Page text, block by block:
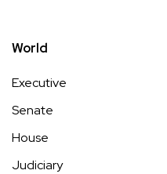
World
Executive
Senate
House
Judiciary